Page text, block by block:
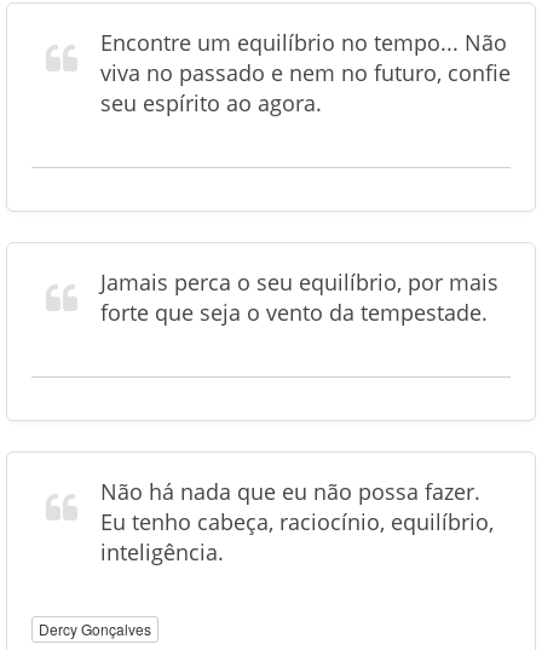
Encontre um equilíbrio no tempo... Não
viva no passado e nem no futuro, confie
seu espírito ao agora.
Jamais perca o seu equilíbrio, por mais
forte que seja o vento da tempestade.
Não há nada que eu não possa fazer.
Eu tenho cabeça, raciocínio, equilíbrio,
inteligência.
Dercy Gonçalves